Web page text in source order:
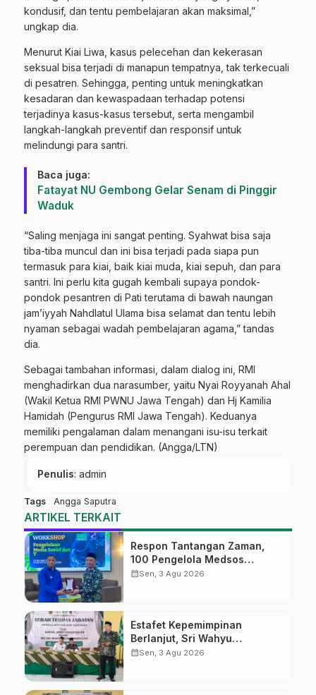
kondusif, dan tentu pembelajaran akan maksimal,”
ungkap dia.
Menurut Kiai Liwa, kasus pelecehan dan kekerasan
seksual bisa terjadi di manapun tempatnya, tak terkecuali
di pesatren. Sehingga, penting untuk meningkatkan
kesadaran dan kewaspadaan terhadap potensi
terjadinya kasus-kasus tersebut, serta mengambil
langkah-langkah preventif dan responsif untuk
melindungi para santri.
Baca juga:
Fatayat NU Gembong Gelar Senam di Pinggir
Waduk
“Saling menjaga ini sangat penting. Syahwat bisa saja
tiba-tiba muncul dan ini bisa terjadi pada siapa pun
termasuk para kiai, baik kiai muda, kiai sepuh, dan para
santri. Ini perlu kita gugah kembali supaya pondok-
pondok pesantren di Pati terutama di bawah naungan
jam’iyyah Nahdlatul Ulama bisa selamat dan tentu lebih
nyaman sebagai wadah pembelajaran agama,” tandas
dia.
Sebagai tambahan informasi, dalam dialog ini, RMI
menghadirkan dua narasumber, yaitu Nyai Royyanah Ahal
(Wakil Ketua RMI PWNU Jawa Tengah) dan Hj Kamilia
Hamidah (Pengurus RMI Jawa Tengah). Keduanya
memiliki pengalaman dalam menangani isu-isu terkait
perempuan dan pendidikan. (Angga/LTN)
Penulis: admin
Tags Angga Saputra
ARTIKEL TERKAIT
Respon Tantangan Zaman,
100 Pengelola Medsos
Sekolah Ma’arif Pekalongan
calendar_monthSen, 3 Agu 2026
Estafet Kepemimpinan
Berlanjut, Sri Wahyu
Susilowati Resmi Pimpin MTs
calendar_monthSen, 3 Agu 2026